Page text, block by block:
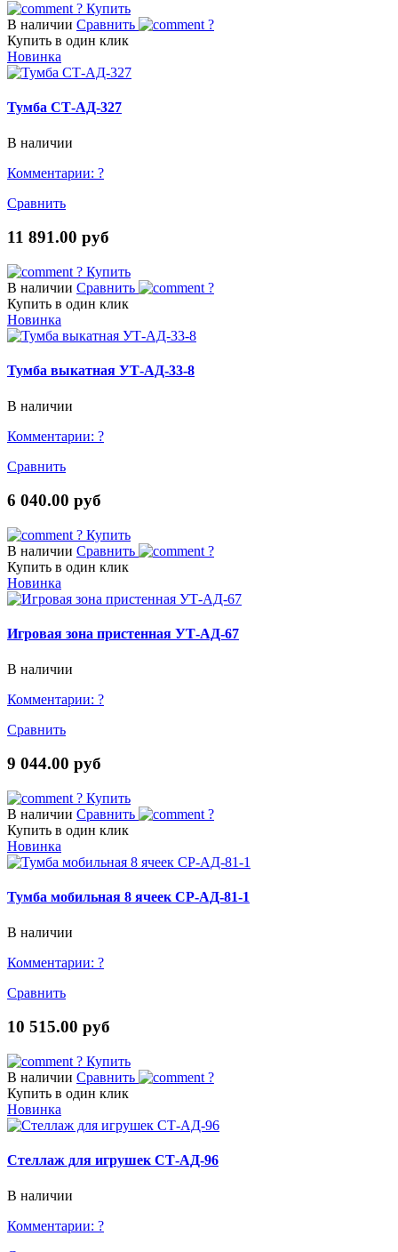
? Купить
В наличии Сравнить
?
Купить в один клик
Новинка
Тумба СТ-АД-327
В наличии
Комментарии: ?
Сравнить
11 891.00 руб
? Купить
В наличии Сравнить
?
Купить в один клик
Новинка
Тумба выкатная УТ-АД-33-8
В наличии
Комментарии: ?
Сравнить
6 040.00 руб
? Купить
В наличии Сравнить
?
Купить в один клик
Новинка
Игровая зона пристенная УТ-АД-67
В наличии
Комментарии: ?
Сравнить
9 044.00 руб
? Купить
В наличии Сравнить
?
Купить в один клик
Новинка
Тумба мобильная 8 ячеек СР-АД-81-1
В наличии
Комментарии: ?
Сравнить
10 515.00 руб
? Купить
В наличии Сравнить
?
Купить в один клик
Новинка
Стеллаж для игрушек СТ-АД-96
В наличии
Комментарии: ?